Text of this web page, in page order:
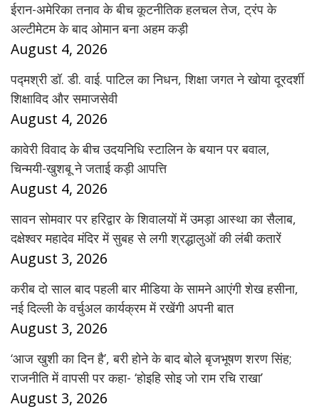
ईरान-अमेरिका तनाव के बीच कूटनीतिक हलचल तेज, ट्रंप के
अल्टीमेटम के बाद ओमान बना अहम कड़ी
August 4, 2026
पद्मश्री डॉ. डी. वाई. पाटिल का निधन, शिक्षा जगत ने खोया दूरदर्शी
शिक्षाविद और समाजसेवी
August 4, 2026
कावेरी विवाद के बीच उदयनिधि स्टालिन के बयान पर बवाल,
चिन्मयी-खुशबू ने जताई कड़ी आपत्ति
August 4, 2026
सावन सोमवार पर हरिद्वार के शिवालयों में उमड़ा आस्था का सैलाब,
दक्षेश्वर महादेव मंदिर में सुबह से लगी श्रद्धालुओं की लंबी कतारें
August 3, 2026
करीब दो साल बाद पहली बार मीडिया के सामने आएंगी शेख हसीना,
नई दिल्ली के वर्चुअल कार्यक्रम में रखेंगी अपनी बात
August 3, 2026
‘आज खुशी का दिन है’, बरी होने के बाद बोले बृजभूषण शरण सिंह;
राजनीति में वापसी पर कहा- ‘होइहि सोइ जो राम रचि राखा’
August 3, 2026